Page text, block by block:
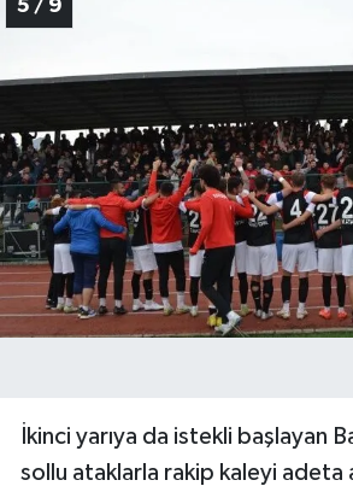
5 / 9
İkinci yarıya da istekli başlayan
sollu ataklarla rakip kaleyi adeta